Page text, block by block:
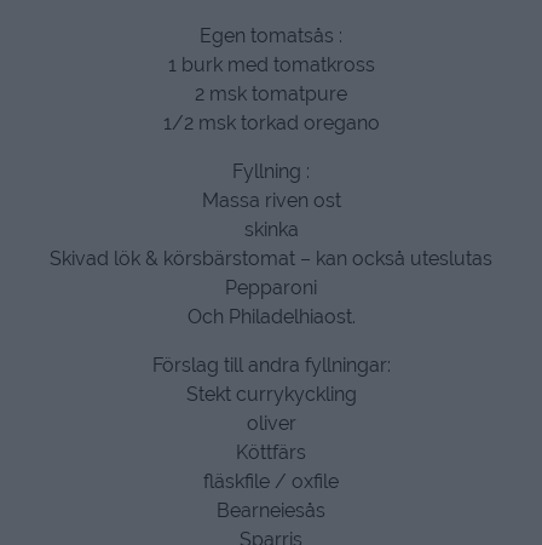
Egen tomatsås :
1 burk med tomatkross
2 msk tomatpure
1/2 msk torkad oregano
Fyllning :
Massa riven ost
skinka
Skivad lök & körsbärstomat – kan också uteslutas
Pepparoni
Och Philadelhiaost.
Förslag till andra fyllningar:
Stekt currykyckling
oliver
Köttfärs
fläskfile / oxfile
Bearneiesås
Sparris